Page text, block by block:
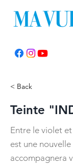
< Back
Teinte
Entre le violet
est une
accompagnera